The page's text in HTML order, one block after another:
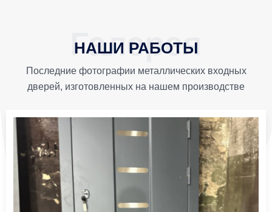
НАШИ РАБОТЫ
Последние фотографии металлических входных
дверей, изготовленных на нашем производстве